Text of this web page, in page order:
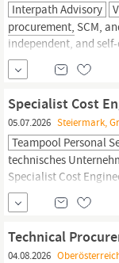
Interpath Advisory
procurement, SCM,
independent, and
consulting methods
Requirements
experience in
Specialist Cost
05.07.2026 Steiermark,
Teampool Personal
technisches
Specialist Cost
Specialist Cost
StandortFrohnleiten,
Ihr
Engineerings im...
Technical
04.08.2026